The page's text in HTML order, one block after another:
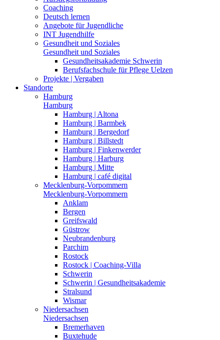
Coaching
Deutsch lernen
Angebote für Jugendliche
INT Jugendhilfe
Gesundheit und Soziales
Gesundheit und Soziales
Gesundheitsakademie Schwerin
Berufsfachschule für Pflege Uelzen
Projekte | Vergaben
Standorte
Hamburg
Hamburg
Hamburg | Altona
Hamburg | Barmbek
Hamburg | Bergedorf
Hamburg | Billstedt
Hamburg | Finkenwerder
Hamburg | Harburg
Hamburg | Mitte
Hamburg | café digital
Mecklenburg-Vorpommern
Mecklenburg-Vorpommern
Anklam
Bergen
Greifswald
Güstrow
Neubrandenburg
Parchim
Rostock
Rostock | Coaching-Villa
Schwerin
Schwerin | Gesundheitsakademie
Stralsund
Wismar
Niedersachsen
Niedersachsen
Bremerhaven
Buxtehude